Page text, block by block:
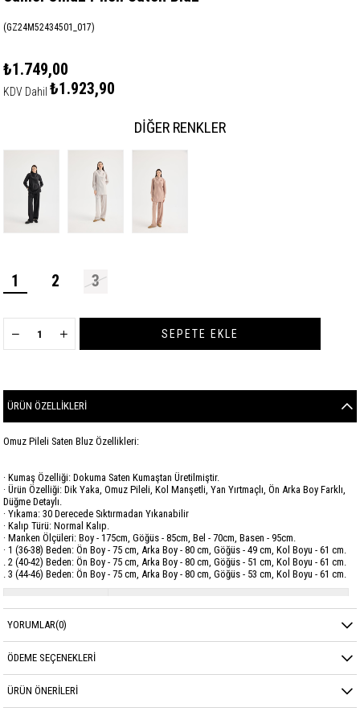
(GZ24M52434501_017)
₺1.749,00
KDV Dahil ₺1.923,90
DIĞER RENKLER
1 2 3
ÜRÜN ÖZELLIKLERI
Omuz Pileli Saten Bluz Özellikleri:
· Kumaş Özelliği: Dokuma Saten Kumaştan Üretilmiştir.
· Ürün Özelliği: Dik Yaka, Omuz Pileli, Kol Manşetli, Yan Yırtmaçlı, Ön Arka Boy Farklı,
Düğme Detaylı.
· Yıkama: 30 Derecede Sıktırmadan Yıkanabilir
· Kalıp Türü: Normal Kalıp.
· Manken Ölçüleri: Boy - 175cm, Göğüs - 85cm, Bel - 70cm, Basen - 95cm.
· 1 (36-38) Beden: Ön Boy - 75 cm, Arka Boy - 80 cm, Göğüs - 49 cm, Kol Boyu - 61 cm.
. 2 (40-42) Beden: Ön Boy - 75 cm, Arka Boy - 80 cm, Göğüs - 51 cm, Kol Boyu - 61 cm.
. 3 (44-46) Beden: Ön Boy - 75 cm, Arka Boy - 80 cm, Göğüs - 53 cm, Kol Boyu - 61 cm.
Sezon
Kumaş Cinsi
YORUMLAR(0)
ÖDEME SEÇENEKLERI
ÜRÜN ÖNERILERI